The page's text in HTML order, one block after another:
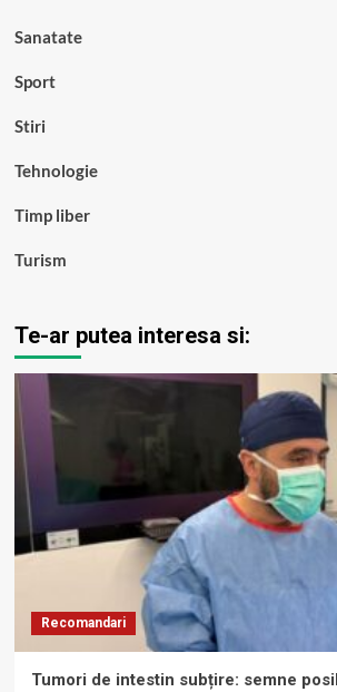
Sanatate
Sport
Stiri
Tehnologie
Timp liber
Turism
Te-ar putea interesa si:
Recomandari
Tumori de intestin subțire: semne